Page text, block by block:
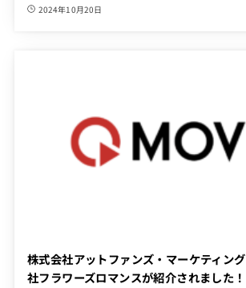
2024年10月20日
株式会社アットファンズ・マーケティン
社フラワーズロマンスが紹介されました！